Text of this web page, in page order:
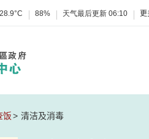
28.9°C 88% 天气最后更新 06:10 更
饭 清洁及消毒